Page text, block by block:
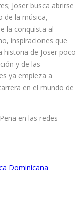
Joser busca abrirse
de la música,
la conquista al
inspiraciones que
historia de Joser poco
y de las
ya empieza a
en el mundo de
en las redes
Dominicana